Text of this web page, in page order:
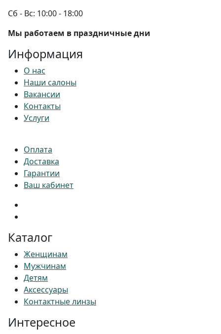
Сб - Вс: 10:00 - 18:00
Мы работаем в праздничные дни
Информация
О нас
Наши салоны
Вакансии
Контакты
Услуги
Оплата
Доставка
Гарантии
Ваш кабинет
Каталог
Женщинам
Мужчинам
Детям
Аксессуары
Контактные линзы
Интересное